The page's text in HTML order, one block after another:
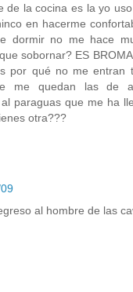
de la cocina es la yo
en hacerme
dormir no me hace
sobornar? ES
por qué no me entran
me quedan las de
paraguas que me ha
otra???
al hombre de las